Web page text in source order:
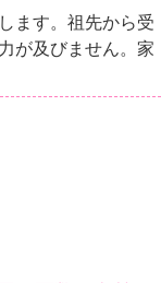
ます。祖先から受
が及びません。家